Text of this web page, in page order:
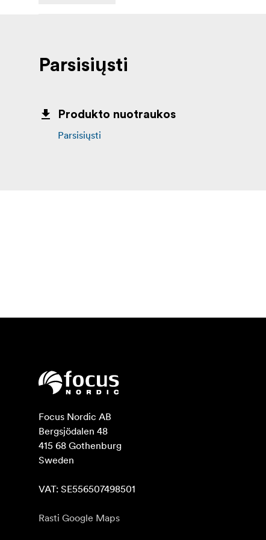
Parsisiųsti
Produkto nuotraukos
Parsisiųsti
Focus Nordic AB
Bergsjödalen 48
415 68 Gothenburg
Sweden
VAT: SE556507498501
Rasti Google Maps